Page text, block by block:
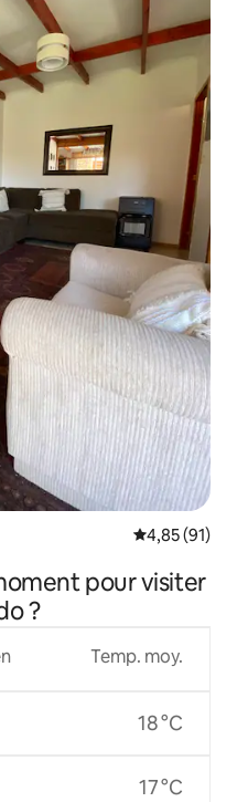
Évaluation
4,85 (91)
pour visiter
?
Temp. moy.
18 °C
17 °C